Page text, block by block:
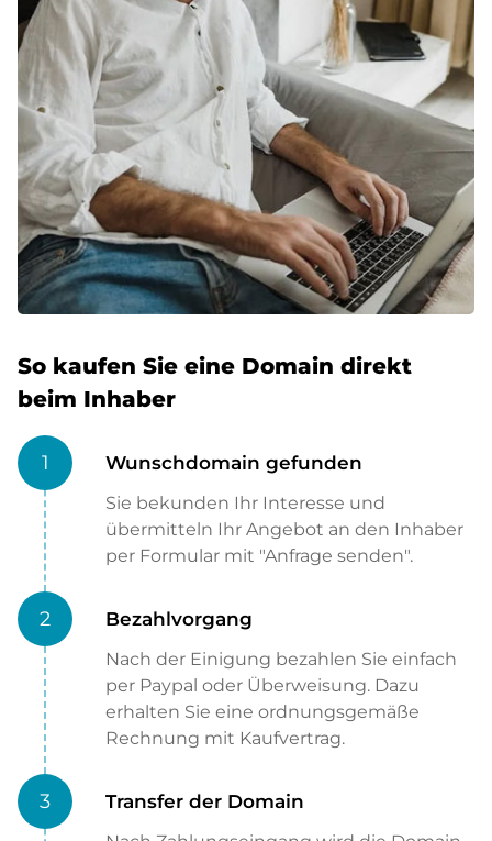
So kaufen Sie eine Domain direkt
beim Inhaber
1 Wunschdomain gefunden
Sie bekunden Ihr Interesse und
übermitteln Ihr Angebot an den Inhaber
per Formular mit "Anfrage senden".
2 Bezahlvorgang
Nach der Einigung bezahlen Sie einfach
per Paypal oder Überweisung. Dazu
erhalten Sie eine ordnungsgemäße
Rechnung mit Kaufvertrag.
3 Transfer der Domain